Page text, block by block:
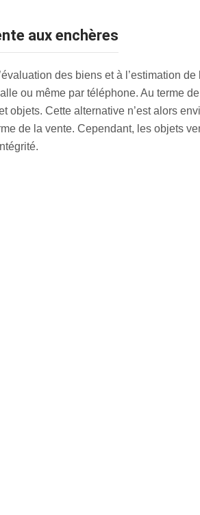
aux enchères
des biens et à l’estimation
ou même par téléphone. Au terme
objets. Cette alternative n’est alors
de la vente. Cependant, les objets